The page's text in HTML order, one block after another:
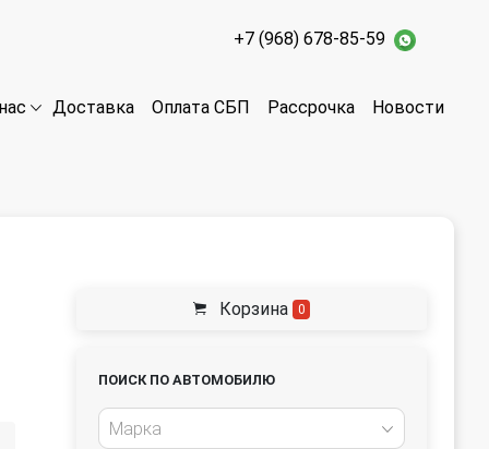
+7 (968) 678-85-59
Доставка Оплата СБП Рассрочка Новости
Корзина 0
ПОИСК ПО АВТОМОБИЛЮ
Марка